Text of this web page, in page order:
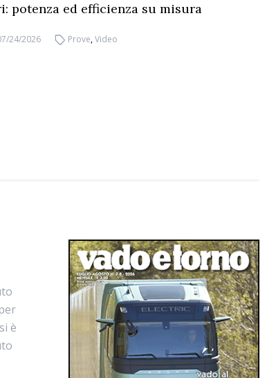
potenza ed efficienza su misura
24/2026 Prove,Video
è